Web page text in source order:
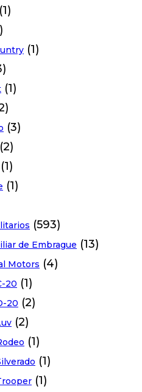
(1)
(1)
(1)
(3)
(2)
(1)
(1)
(593)
de Embrague (13)
Motors (4)
20 (1)
20 (2)
(2)
(1)
(1)
(1)